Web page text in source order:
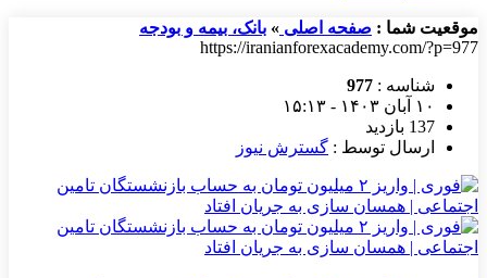
موقعیت شما : صفحه اصلی » بانک، بیمه و بودجه
https://iranianforexacademy.com/?p=977
شناسه : 977
۱۰ آبان ۱۴۰۳ - ۱۵:۱۳
137 بازدید
ارسال توسط : گسترش نیوز